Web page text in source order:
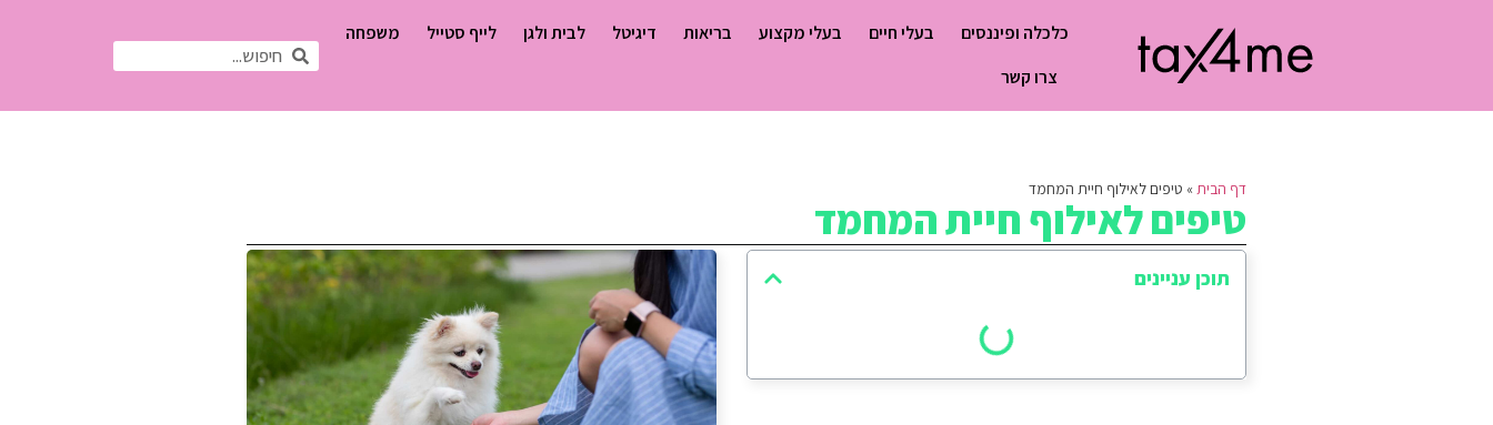
כלכלה ופיננסים בעלי חיים בעלי מקצוע בריאות דיגיטל לבית ולגן לייף סטייל
משפחה
צרו קשר
דף הבית » טיפים לאילוף חיית המחמד
טיפים לאילוף חיית המחמד
תוכן עניינים